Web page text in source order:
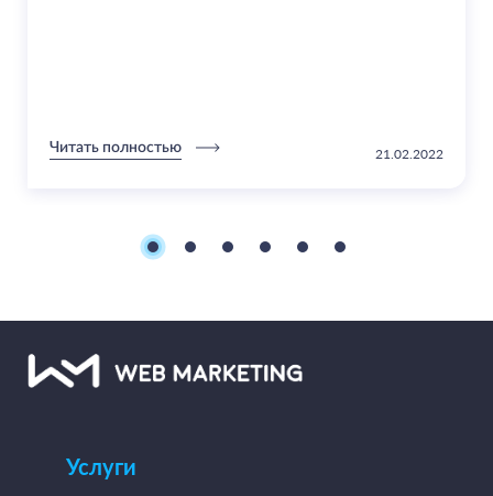
Читать полностью 21.02.2022
Услуги